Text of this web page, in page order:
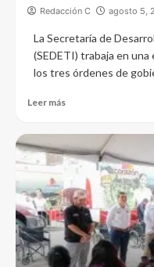
Redacción C agosto 5,
La Secretaría de
(SEDETI) trabaja en
los tres órdenes de
Leer más